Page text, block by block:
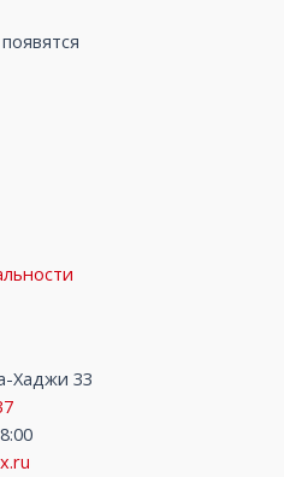
Хаджи 33